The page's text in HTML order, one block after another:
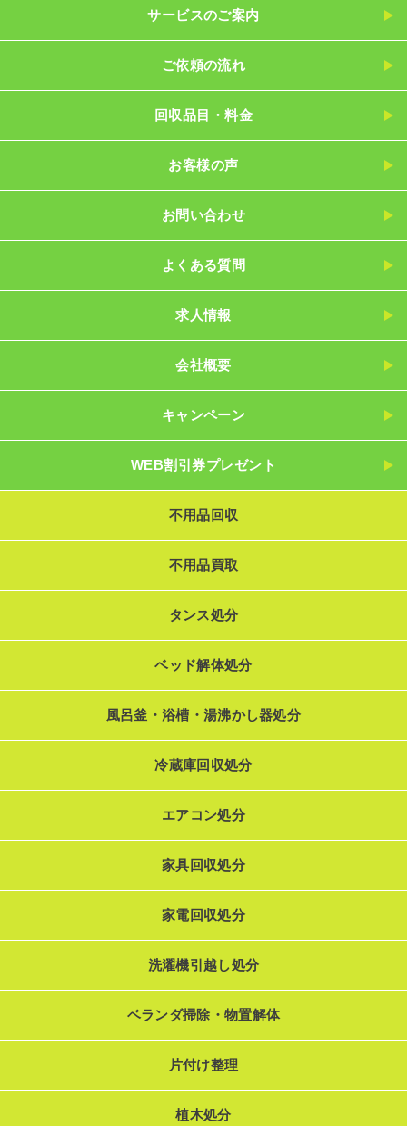
サービスのご案内
ご依頼の流れ
回収品目・料金
お客様の声
お問い合わせ
よくある質問
求人情報
会社概要
キャンペーン
WEB割引券プレゼント
不用品回収
不用品買取
タンス処分
ベッド解体処分
風呂釜・浴槽・湯沸かし器処分
冷蔵庫回収処分
エアコン処分
家具回収処分
家電回収処分
洗濯機引越し処分
ベランダ掃除・物置解体
片付け整理
植木処分